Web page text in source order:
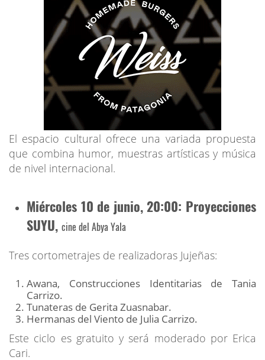
El espacio cultural ofrece una variada propuesta
que combina humor, muestras artísticas y música
de nivel internacional.
Miércoles 10 de junio, 20:00: Proyecciones
SUYU, cine del Abya Yala
Tres cortometrajes de realizadoras Jujeñas:
Awana, Construcciones Identitarias de Tania
Carrizo.
Tunateras de Gerita Zuasnabar.
Hermanas del Viento de Julia Carrizo.
Este ciclo es gratuito y será moderado por Erica
Cari.